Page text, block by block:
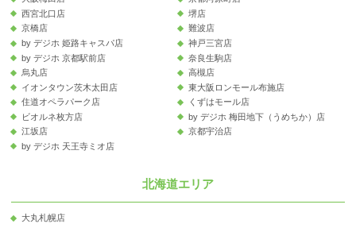
西宮北口店
堺店
京橋店
難波店
by デジホ 姫路キャスパ店
神戸三宮店
by デジホ 京都駅前店
奈良生駒店
烏丸店
高槻店
イオンタウン茨木太田店
東大阪ロンモール布施店
住道オペラパーク店
くずはモール店
ビオルネ枚方店
by デジホ 梅田地下（うめちか）店
江坂店
京都宇治店
by デジホ 天王寺ミオ店
北海道エリア
大丸札幌店